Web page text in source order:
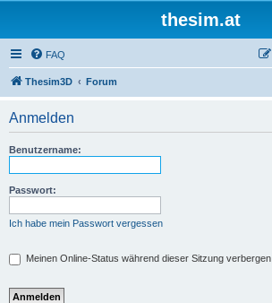
thesim.at
FAQ
Thesim3D Forum
Anmelden
Benutzername:
Passwort:
Ich habe mein Passwort vergessen
Meinen Online-Status während dieser Sitzung verbergen